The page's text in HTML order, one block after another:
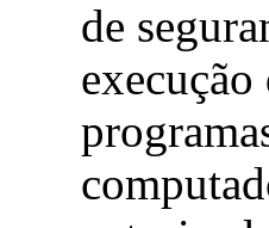
de
execução